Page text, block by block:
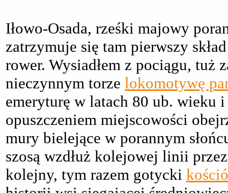
Iłowo-Osada, rześki majowy
zatrzymuje się tam pierwszy
rower. Wysiadłem z pociągu, tuż
nieczynnym torze lokomotywę
emeryturę w latach 80 ub. wieku i
opuszczeniem miejscowości
mury bielejące w porannym
szosą wzdłuż kolejowej linii
kolejny, tym razem gotycki